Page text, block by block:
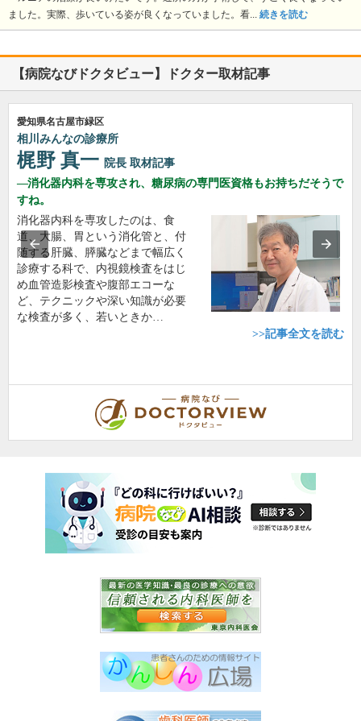
ました。実際、歩いている姿が良くなっていました。看... 続きを読む
【病院なびドクタビュー】ドクター取材記事
愛知県名古屋市緑区
相川みんなの診療所
梶野 真一 院長 取材記事
消化器内科を専攻され、糖尿病の専門医資格もお持ちだそうで
すね。
消化器内科を専攻したのは、食
道、大腸、胃という消化管と、付
随する肝臓、膵臓などまで幅広く
診療する科で、内視鏡検査をはじ
め血管造影検査や腹部エコーな
ど、テクニックや深い知識が必要
な検査が多く、若いときか…
>>記事全文を読む